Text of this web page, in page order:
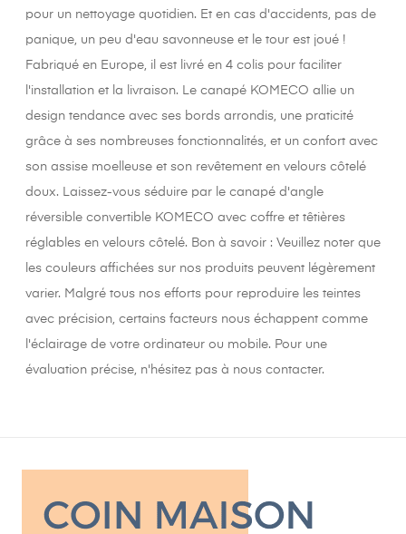
pour un nettoyage quotidien. Et en cas d'accidents, pas de
panique, un peu d'eau savonneuse et le tour est joué !
Fabriqué en Europe, il est livré en 4 colis pour faciliter
l'installation et la livraison. Le canapé KOMECO allie un
design tendance avec ses bords arrondis, une praticité
grâce à ses nombreuses fonctionnalités, et un confort avec
son assise moelleuse et son revêtement en velours côtelé
doux. Laissez-vous séduire par le canapé d'angle
réversible convertible KOMECO avec coffre et têtières
réglables en velours côtelé. Bon à savoir : Veuillez noter que
les couleurs affichées sur nos produits peuvent légèrement
varier. Malgré tous nos efforts pour reproduire les teintes
avec précision, certains facteurs nous échappent comme
l'éclairage de votre ordinateur ou mobile. Pour une
évaluation précise, n'hésitez pas à nous contacter.